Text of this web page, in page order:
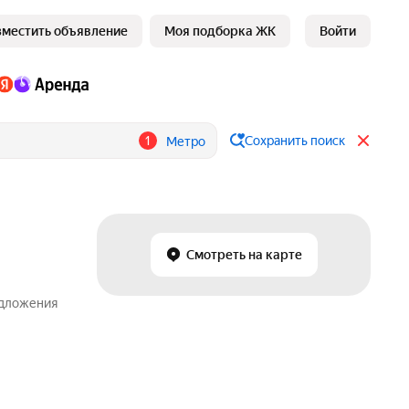
объявление Моя подборка ЖК Войти
1 Метро Сохранить поиск
Смотреть на карте